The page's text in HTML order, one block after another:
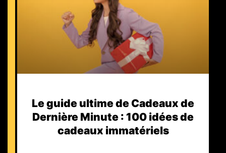
Le guide ultime de Cadeaux de
Dernière Minute : 100 idées de
cadeaux immatériels